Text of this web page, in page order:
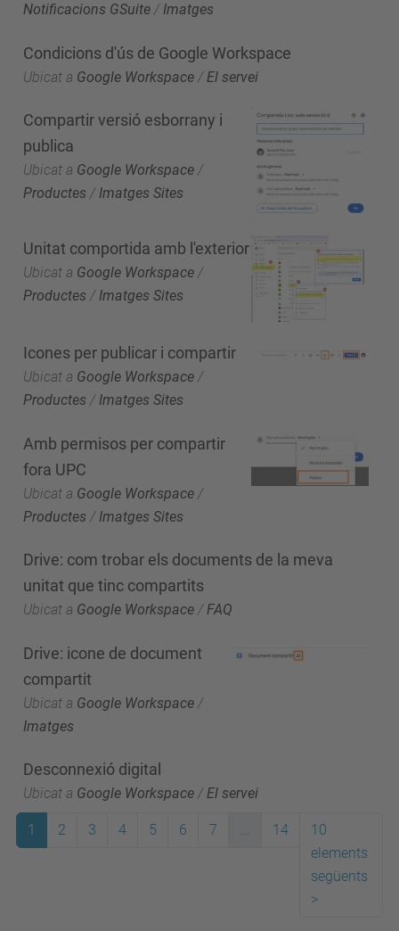
Notificacions GSuite / Imatges
Condicions d'ús de Google Workspace
Ubicat a Google Workspace / El servei
Compartir versió esborrany i
publica
Ubicat a Google Workspace /
Productes / Imatges Sites
Unitat comportida amb l'exterior
Ubicat a Google Workspace /
Productes / Imatges Sites
Icones per publicar i compartir
Ubicat a Google Workspace /
Productes / Imatges Sites
Amb permisos per compartir
fora UPC
Ubicat a Google Workspace /
Productes / Imatges Sites
Drive: com trobar els documents de la meva
unitat que tinc compartits
Ubicat a Google Workspace /FAQ
Drive: icone de document
compartit
Ubicat a Google Workspace /
Imatges
Desconnexió digital
Ubicat a Google Workspace /El servei
1 2 3 4 5 6 7 ... 14
10
elements
següents
>